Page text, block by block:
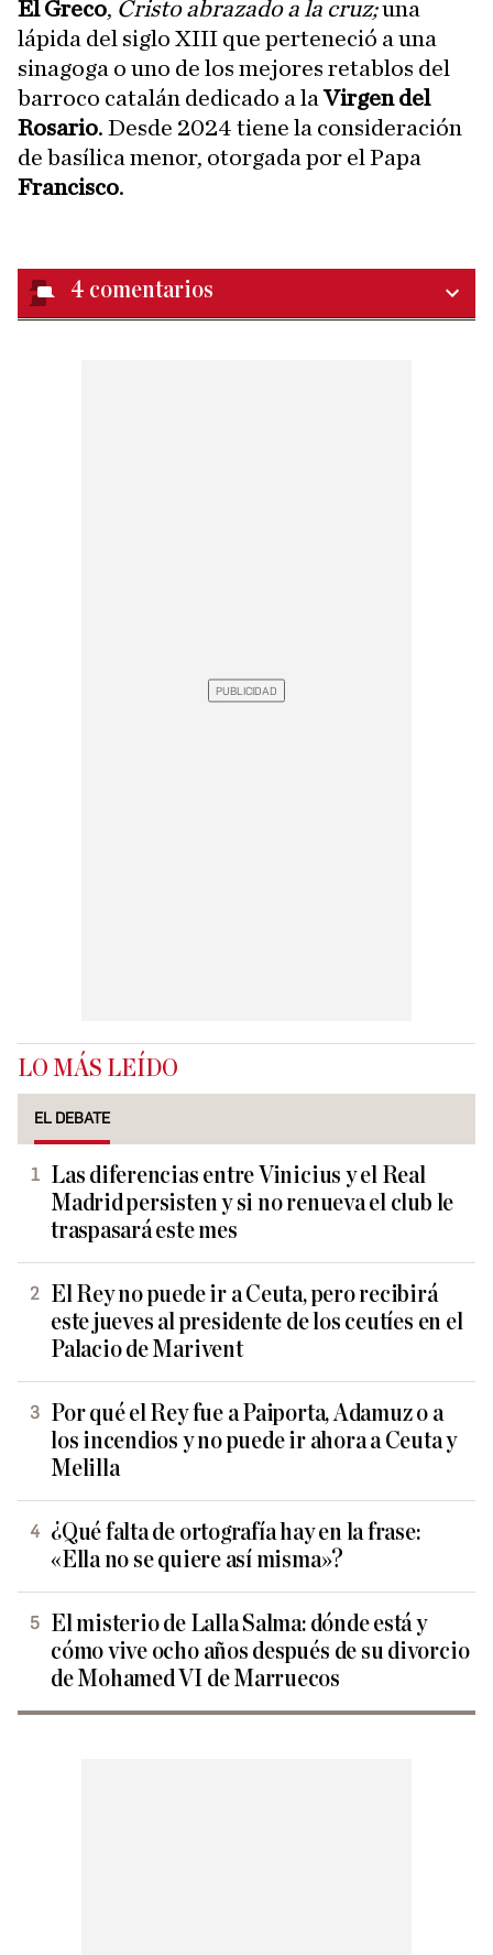
El Greco, Cristo abrazado a la cruz;una
lápida del siglo XIII que perteneció a una
sinagoga o uno de los mejores retablos del
barroco catalán dedicado a laVirgen del
Rosario. Desde 2024 tiene la consideración
de basílica menor, otorgada por el Papa
Francisco.
4 comentarios
LO MÁS LEÍDO
EL DEBATE
Las diferencias entre Vinicius y el Real
Madrid persisten y si no renueva el club le
traspasará este mes
El Rey no puede ir a Ceuta, pero recibirá
este jueves al presidente de los ceutíes en el
Palacio de Marivent
Por qué el Rey fue a Paiporta, Adamuz o a
los incendios y no puede ir ahora a Ceuta y
Melilla
¿Qué falta de ortografía hay en la frase:
«Ella no se quiere así misma»?
El misterio de Lalla Salma: dónde está y
cómo vive ocho años después de su divorcio
de Mohamed VI de Marruecos